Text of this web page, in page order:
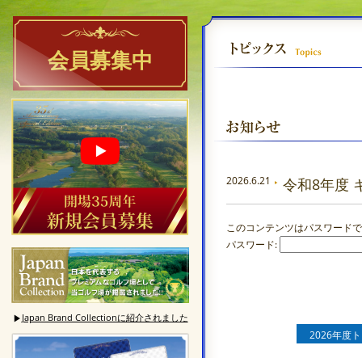
会員募集中
▶ Japan Brand Collectionに紹介されました
2026.6.21 令和8年度
このコンテンツはパスワード
パスワード:
2026年度